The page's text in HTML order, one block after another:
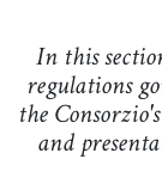
In this
regulations
the
and